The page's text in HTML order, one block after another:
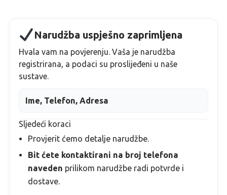
Narudžba uspješno zaprimljena
Hvala vam na povjerenju. Vaša je narudžba
registrirana, a podaci su proslijeđeni u naše
sustave.
Ime, Telefon, Adresa
Sljedeći koraci
Provjerit ćemo detalje narudžbe.
Bit ćete kontaktirani na broj telefona
naveden prilikom narudžbe radi potvrde i
dostave.